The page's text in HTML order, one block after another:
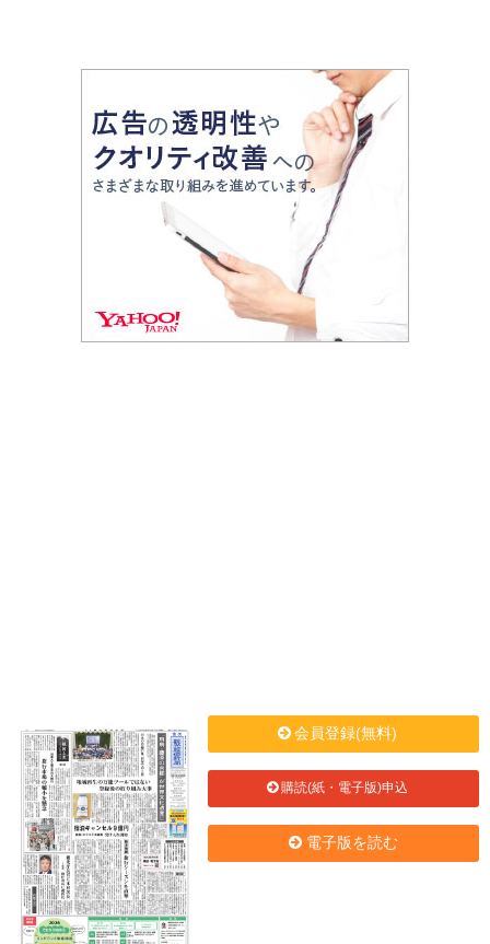
会員登録(無料)
購読(紙・電子版)申込
電子版を読む